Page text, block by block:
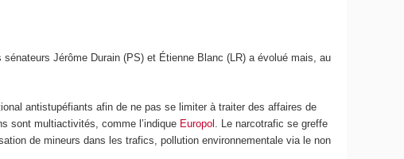
Jérôme Durain (PS) et Étienne Blanc (LR) a évolué mais, au
antistupéfiants afin de ne pas se limiter à traiter des affaires de
sont multiactivités, comme l’indique Europol
. Le narcotrafic se greffe
de mineurs dans les trafics, pollution environnementale via le non